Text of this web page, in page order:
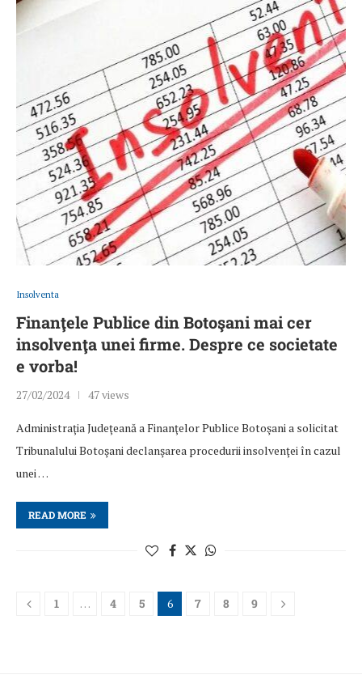
Insolventa
Finanţele Publice din Botoşani mai cer
insolvenţa unei firme. Despre ce societate
e vorba!
27/02/2024 47 views
Administraţia Judeţeană a Finanţelor Publice Botoşani a solicitat
Tribunalului Botoşani declanşarea procedurii insolvenţei în cazul
unei …
READ MORE
1 … 4 5 6 7 8 9